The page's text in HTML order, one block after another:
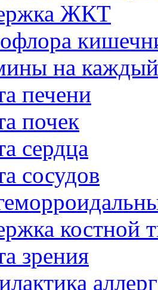
ЖКТ
на
печени
почек
сердца
сосудов
костной
зрения